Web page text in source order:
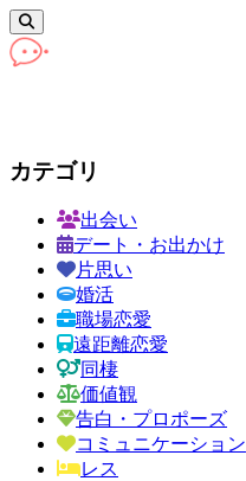
カテゴリ
出会い
デート・お出かけ
片思い
婚活
職場恋愛
遠距離恋愛
同棲
価値観
告白・プロポーズ
コミュニケーション
レス